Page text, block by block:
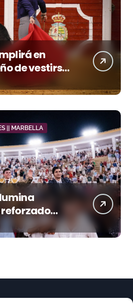
en
de vestirse
suyos
|| MARBELLA
y